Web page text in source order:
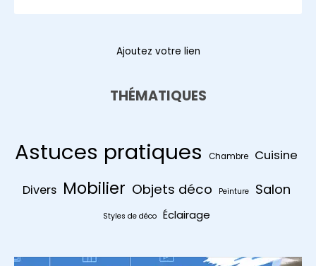
Ajoutez votre lien
THÉMATIQUES
Astuces pratiques Chambre Cuisine
Divers Mobilier Objets déco Peinture Salon
Styles de déco Éclairage